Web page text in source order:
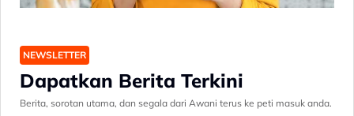
NEWSLETTER
Dapatkan Berita Terkini
Berita, sorotan utama, dan segala dari Awani terus ke peti masuk anda.